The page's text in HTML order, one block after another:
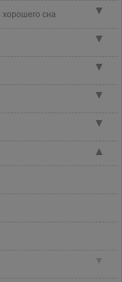
▼
хорошего сна
▼
▼
▼
▼
▲
▼